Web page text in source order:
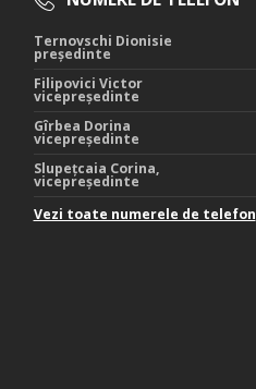
Ternovschi Dionisie
președinte
Filipovici Victor
vicepreședinte
Gîrbea Dorina
vicepreședinte
Slupețcaia Corina,
vicepreședinte
Vezi toate numerele de telefon